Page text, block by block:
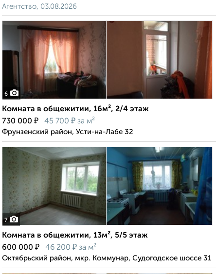
Агентство, 03.08.2026
6
Комната в общежитии, 16м², 2/4 этаж
730 000 ₽ 45 700 ₽ за м²
Фрунзенский район, Усти-на-Лабе 32
7
Комната в общежитии, 13м², 5/5 этаж
600 000 ₽ 46 200 ₽ за м²
Октябрьский район, мкр. Коммунар, Судогодское шоссе 31